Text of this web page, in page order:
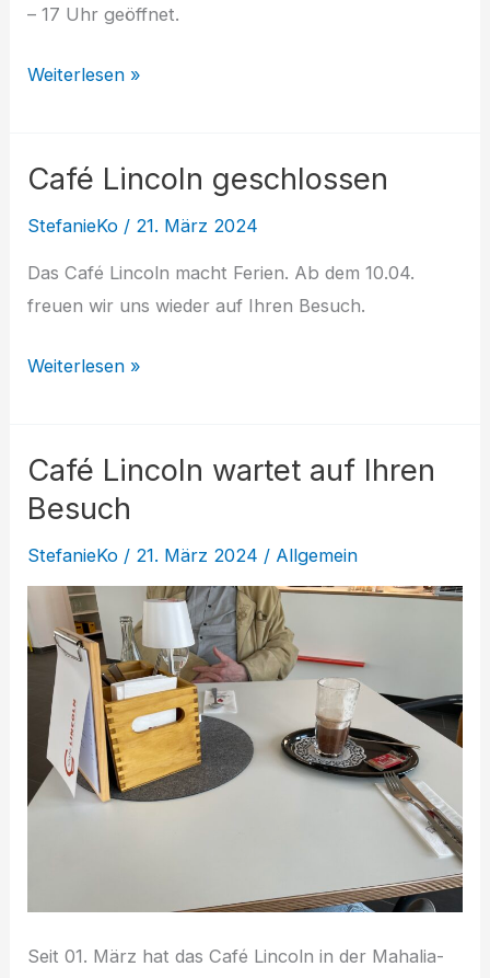
– 17 Uhr geöffnet.
Geänderte
Café
Weiterlesen »
Café Lincoln geschlossen
StefanieKo / 21. März 2024
Das Café Lincoln macht Ferien. Ab dem 10.04.
freuen wir uns wieder auf Ihren Besuch.
Café
Weiterlesen »
Café Lincoln wartet auf Ihren
Besuch
StefanieKo / 21. März 2024 / Allgemein
Seit 01. März hat das Café Lincoln in der Mahalia-